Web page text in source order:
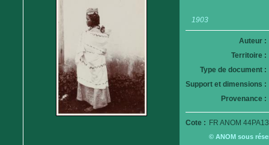
1903
Auteur :
Territoire :
Type de document :
Support et dimensions :
Provenance :
Cote : FR ANOM
© ANOM sous